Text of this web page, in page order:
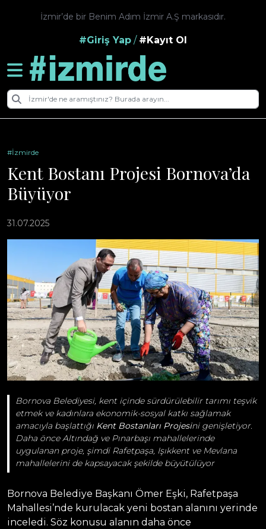
İzmir’de bir Benim Adım İzmir A.Ş markasıdır.
#Giriş Yap / #Kayıt Ol
#İzmirde
Kent Bostanı Projesi Bornova’da
Büyüyor
31.07.2025
Bornova Belediyesi, kent içinde sürdürülebilir tarımı teşvik
etmek ve kadınlara ekonomik-sosyal katkı sağlamak
amacıyla başlattığı Kent Bostanları Projesini genişletiyor.
Daha önce Altındağ ve Pınarbaşı mahallelerinde
uygulanan proje, şimdi Rafetpaşa, Işıkkent ve Mevlana
mahallelerini de kapsayacak şekilde büyütülüyor
Bornova Belediye Başkanı Ömer Eşki, Rafetpaşa
Mahallesi’nde kurulacak yeni bostan alanını yerinde
inceledi. Söz konusu alanın daha önce